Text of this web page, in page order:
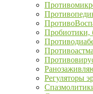
Пробиотики,
Регуляторы